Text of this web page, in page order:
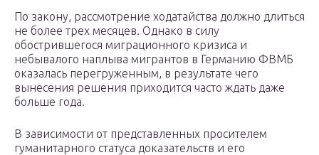
По закону, рассмотрение ходатайства должно длиться
не более трех месяцев. Однако в силу
обострившегося миграционного кризиса и
небывалого наплыва мигрантов в Германию ФВМБ
оказалась перегруженным, в результате чего
вынесения решения приходится часто ждать даже
больше года.
В зависимости от представленных просителем
гуманитарного статуса доказательств и его